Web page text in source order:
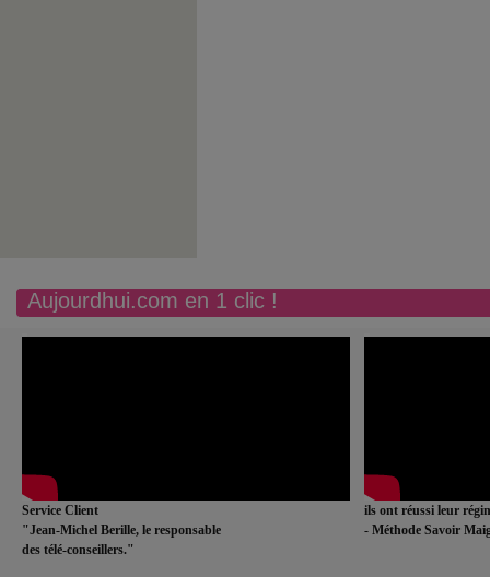
Aujourdhui.com en 1 clic !
Service Client
"Jean-Michel Berille, le responsable
des télé-conseillers."
ils ont réussi leur
- Méthode Savoir